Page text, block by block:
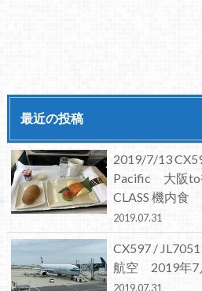
最近の投稿
2019/7/13
Pacific 大阪to
CLASS 機内食
2019.07.31
CX597 /
航空 2019年7
2019.07.31